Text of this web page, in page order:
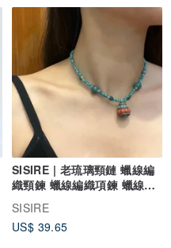
SISIRE | 老琉璃頸鏈 蠟線編
織頸鍊 蠟線編織項鍊 蠟線編
SISIRE
US$ 39.65